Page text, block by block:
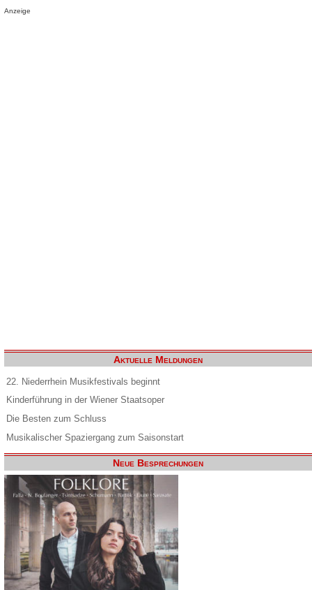
Anzeige
Aktuelle Meldungen
22. Niederrhein Musikfestivals beginnt
Kinderführung in der Wiener Staatsoper
Die Besten zum Schluss
Musikalischer Spaziergang zum Saisonstart
Neue Besprechungen